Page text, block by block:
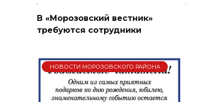
В «Морозовский вестник»
требуются сотрудники
НОВОСТИ МОРОЗОВСКОГО РАЙОНА